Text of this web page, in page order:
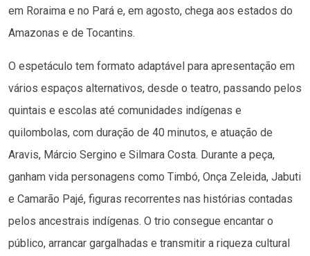
em Roraima e no Pará e, em agosto, chega aos estados do
Amazonas e de Tocantins.
O espetáculo tem formato adaptável para apresentação em
vários espaços alternativos, desde o teatro, passando pelos
quintais e escolas até comunidades indígenas e
quilombolas, com duração de 40 minutos, e atuação de
Aravis, Márcio Sergino e Silmara Costa. Durante a peça,
ganham vida personagens como Timbó, Onça Zeleida, Jabuti
e Camarão Pajé, figuras recorrentes nas histórias contadas
pelos ancestrais indígenas. O trio consegue encantar o
público, arrancar gargalhadas e transmitir a riqueza cultural